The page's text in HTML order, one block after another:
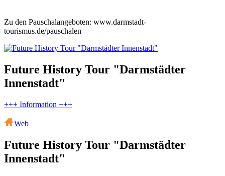
Zu den Pauschalangeboten: www.darmstadt-
tourismus.de/pauschalen
Future History Tour "Darmstädter
Innenstadt"
+++ Information +++
Web
Future History Tour "Darmstädter
Innenstadt"